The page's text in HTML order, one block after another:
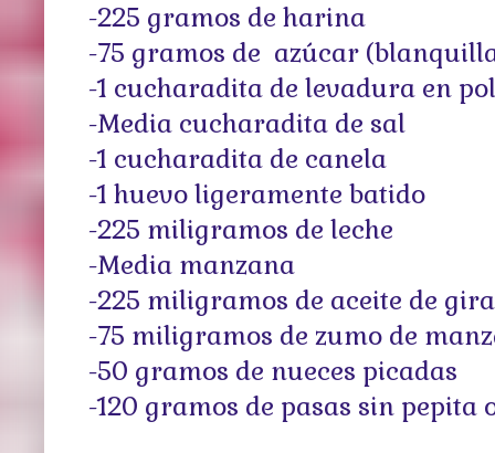
-225 gramos de harina
-75 gramos de azúcar
-1 cucharadita de levadura en
-Media cucharadita de sal
-1 cucharadita de canela
-1 huevo ligeramente batido
-225 miligramos de leche
-Media manzana
-225 miligramos de aceite de
-75 miligramos de zumo de
-50 gramos de nueces picadas
-120 gramos de pasas sin pepita